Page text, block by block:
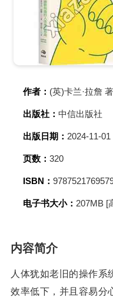
作者： (英)卡兰·拉詹
出版社： 中信出版社
出版日期： 2024-11-01
页数： 320
ISBN：
电子书大小： 207MB [
内容简介
人体犹如老旧的操作系
效率低下，并且容易分